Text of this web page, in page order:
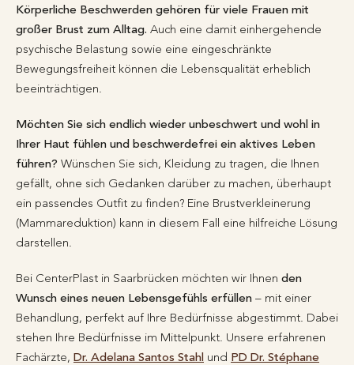
Körperliche Beschwerden gehören für viele Frauen mit
großer Brust zum Alltag. Auch eine damit einhergehende
psychische Belastung sowie eine eingeschränkte
Bewegungsfreiheit können die Lebensqualität erheblich
beeinträchtigen.
Möchten Sie sich endlich wieder unbeschwert und wohl in
Ihrer Haut fühlen und beschwerdefrei ein aktives Leben
führen? Wünschen Sie sich, Kleidung zu tragen, die Ihnen
gefällt, ohne sich Gedanken darüber zu machen, überhaupt
ein passendes Outfit zu finden? Eine Brustverkleinerung
(Mammareduktion) kann in diesem Fall eine hilfreiche Lösung
darstellen.
Bei CenterPlast in Saarbrücken möchten wir Ihnen den
Wunsch eines neuen Lebensgefühls erfüllen – mit einer
Behandlung, perfekt auf Ihre Bedürfnisse abgestimmt. Dabei
stehen Ihre Bedürfnisse im Mittelpunkt. Unsere erfahrenen
Fachärzte, Dr. Adelana Santos Stahl und PD Dr. Stéphane